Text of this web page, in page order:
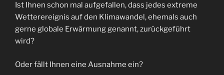
Ist Ihnen schon mal aufgefallen, dass jedes extreme
Wetterereignis auf den Klimawandel, ehemals auch
gerne globale Erwärmung genannt, zurückgeführt
wird?
Oder fällt Ihnen eine Ausnahme ein?